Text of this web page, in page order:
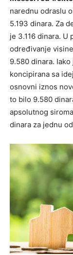
narednu odraslu
5.193 dinara. Za
je 3.116 dinara.
određivanje
9.580 dinara.
koncipirana sa
osnovni iznos
to bilo 9.580
apsolutnog
dinara za jednu